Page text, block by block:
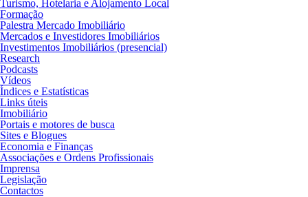
Turismo, Hotelaria e Alojamento Local
Formação
Palestra Mercado Imobiliário
Mercados e Investidores Imobiliários
Investimentos Imobiliários (presencial)
Research
Podcasts
Vídeos
Índices e Estatísticas
Links úteis
Imobiliário
Portais e motores de busca
Sites e Blogues
Economia e Finanças
Associações e Ordens Profissionais
Imprensa
Legislação
Contactos